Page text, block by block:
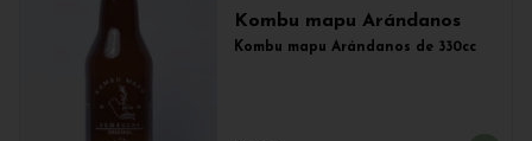
Kombu mapu Arándanos
Kombu mapu Arándanos de 330cc